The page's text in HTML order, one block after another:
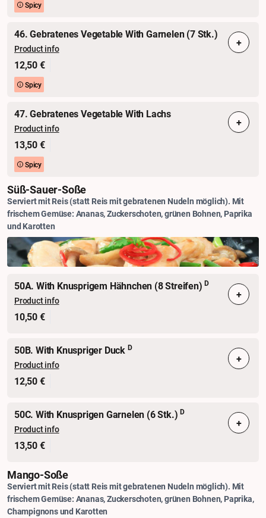
Spicy
46. Gebratenes Vegetable With Garnelen (7 Stk.)
Product info
12,50 €
Spicy
+
47. Gebratenes Vegetable With Lachs
Product info
13,50 €
Spicy
+
Süß-Sauer-Soße
Serviert mit Reis (statt Reis mit gebratenen Nudeln möglich). Mit
frischem Gemüse: Ananas, Zuckerschoten, grünen Bohnen, Paprika
und Karotten
50A. With Knusprigem Hähnchen (8 Streifen)D
Product info
10,50 €
+
50B. With Knuspriger Duck D
Product info
12,50 €
+
50C. With Knusprigen Garnelen (6 Stk.)D
Product info
13,50 €
+
Mango-Soße
Serviert mit Reis (statt Reis mit gebratenen Nudeln möglich). Mit
frischem Gemüse: Ananas, Zuckerschoten, grünen Bohnen, Paprika,
Champignons und Karotten